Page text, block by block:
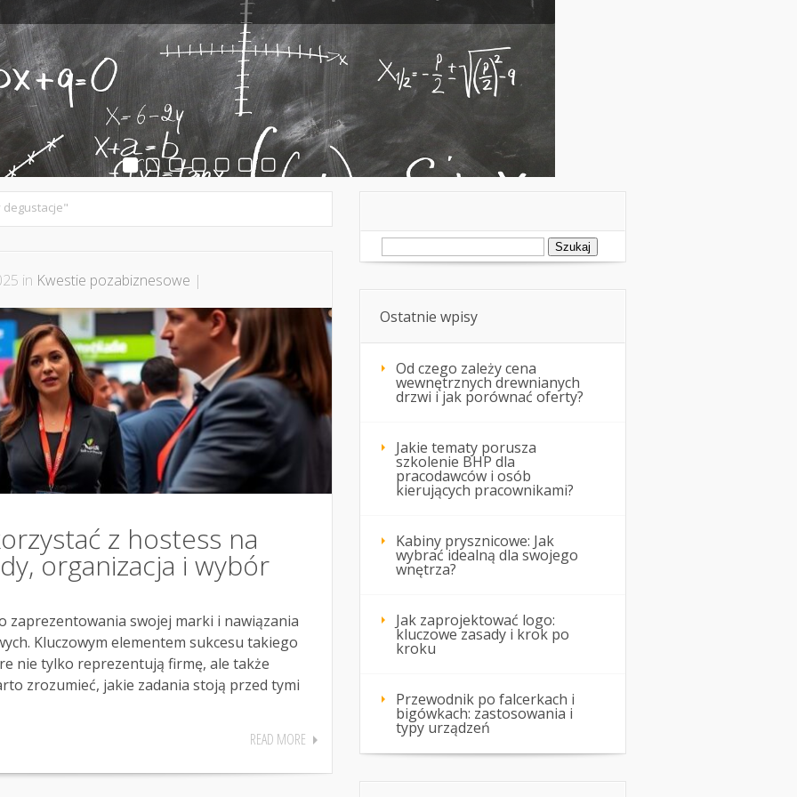
świetna inwestycja, która jednak niesie za sobą pewne ryzyko.
mieszkania jest kluczowe
degustacje"
in Kwestie pozabiznesowe |
z hostess na
organizacja i wybór
zaprezentowania swojej marki i nawiązania
Kluczowym elementem sukcesu takiego
nie tylko reprezentują firmę, ale także
zrozumieć, jakie zadania stoją przed tymi
READ MORE
Szukaj:
Ostatnie wpisy
Od czego zależy cena
wewnętrznych drewnianych
drzwi i jak porównać oferty?
Jakie tematy porusza
szkolenie BHP dla
pracodawców i osób
kierujących pracownikami?
Kabiny prysznicowe: Jak
wybrać idealną dla swojego
wnętrza?
Jak zaprojektować logo:
kluczowe zasady i krok po
kroku
Przewodnik po falcerkach i
bigówkach: zastosowania i
typy urządzeń